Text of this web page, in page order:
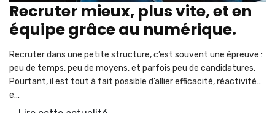
Recruter mieux, plus vite, et en
équipe grâce au numérique.
Recruter dans une petite structure, c’est souvent une épreuve :
peu de temps, peu de moyens, et parfois peu de candidatures.
Pourtant, il est tout à fait possible d’allier efficacité, réactivité…
e...